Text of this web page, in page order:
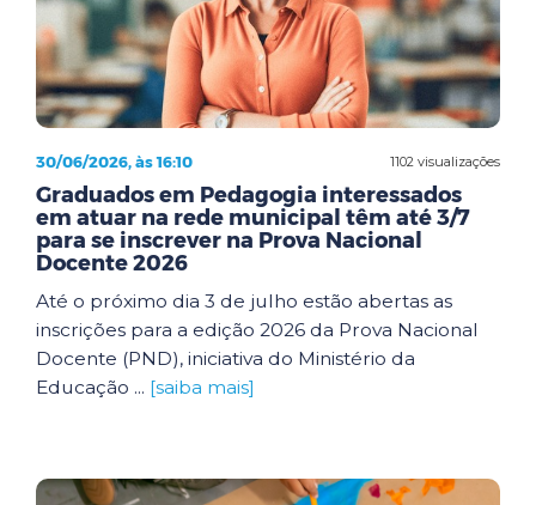
1102 visualizações
30/06/2026, às 16:10
Graduados em Pedagogia interessados
em atuar na rede municipal têm até 3/7
para se inscrever na Prova Nacional
Docente 2026
Até o próximo dia 3 de julho estão abertas as
inscrições para a edição 2026 da Prova Nacional
Docente (PND), iniciativa do Ministério da
Educação ... [saiba mais]